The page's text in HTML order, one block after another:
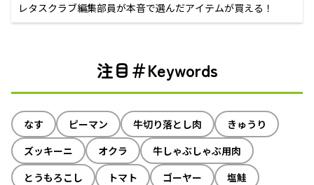
レタスクラブ編集部員が本音で選んだアイテムが買える！
注目＃Keywords
なす ピーマン 牛切り落とし肉
きゅうり
ズッキーニ
オクラ
牛しゃぶしゃぶ用肉
とうもろこし
トマト ゴーヤー
塩鮭